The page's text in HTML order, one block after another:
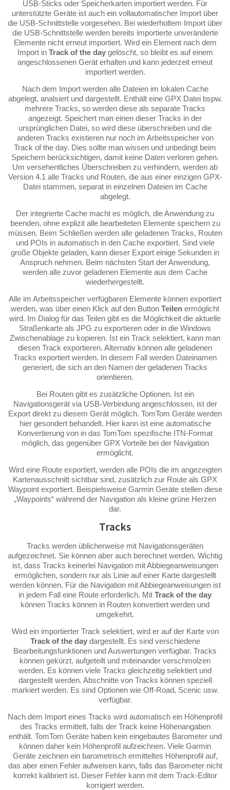
USB-Sticks oder Speicherkarten importiert werden. Für
unterstützte Geräte ist auch ein vollautomatischer Import über
die USB-Schnittstelle vorgesehen. Bei wiederholtem Import über
die USB-Schnittstelle werden bereits importierte unveränderte
Elemente nicht erneut importiert. Wird ein Element nach dem
Import in Track of the daygelöscht, so bleibt es auf einem
angeschlossenen Gerät erhalten und kann jederzeit erneut
importiert werden.
Nach dem Import werden alle Dateien im lokalen Cache
abgelegt, analsiert und dargestellt. Enthält eine GPX Datei bspw.
mehrere Tracks, so werden diese als separate Tracks
angezeigt. Speichert man einen dieser Tracks in der
ursprünglichen Datei, so wird diese überschrieben und die
anderen Tracks existieren nur noch im Arbeitsspeicher von
Track of the day. Dies sollte man wissen und unbedingt beim
Speichern berücksichtigen, damit keine Daten verloren gehen.
Um versehentliches Überschreiben zu verhindern, werden ab
Version 4.1 alle Tracks und Routen, die aus einer einzigen GPX-
Datei stammen, separat in einzelnen Dateien im Cache
abgelegt.
Der integrierte Cache macht es möglich, die Anwendung zu
beenden, ohne explizit alle bearbeiteten Elemente speichern zu
müssen. Beim Schließen werden alle geladenen Tracks, Routen
und POIs in automatisch in den Cache exportiert. Sind viele
große Objekte geladen, kann dieser Export einige Sekunden in
Anspruch nehmen. Beim nächsten Start der Anwendung,
werden alle zuvor geladenen Elemente aus dem Cache
wiederhergestellt.
Alle im Arbeitsspeicher verfügbaren Elemente können exportiert
werden, was über einen Klick auf den Button Teilen ermöglicht
wird. Im Dialog für das Teilen gibt es die Möglichkeit die aktuelle
Straßenkarte als JPG zu exportieren oder in die Windows
Zwischenablage zu kopieren. Ist ein Track selektiert, kann man
diesen Track exportieren. Alternativ können alle geladenen
Tracks exportiert werden. In diesem Fall werden Dateinamen
generiert, die sich an den Namen der geladenen Tracks
orientieren.
Bei Routen gibt es zusätzliche Optionen. Ist ein
Navigationsgerät via USB-Verbindung angeschlossen, ist der
Export direkt zu diesem Gerät möglich. TomTom Geräte werden
hier gesondert behandelt. Hier kann ist eine automatische
Konvertierung von in das TomTom spezifische ITN-Format
möglich, das gegenüber GPX Vorteile bei der Navigation
ermöglicht.
Wird eine Route exportiert, werden alle POIs die im angezeigten
Kartenausschnitt sichtbar sind, zusätzlich zur Route als GPX
Waypoint exportiert. Beispielsweise Garmin Geräte stellen diese
„Waypoints“ während der Navigation als kleine grüne Herzen
dar.
Tracks
Tracks werden üblicherweise mit Navigationsgeräten
aufgezeichnet. Sie können aber auch berechnet werden. Wichtig
ist, dass Tracks keinerlei Navigation mit Abbiegeanweisungen
ermöglichen, sondern nur als Linie auf einer Karte dargestellt
werden können. Für die Navigation mit Abbiegeanweisungen ist
in jedem Fall eine Route erforderlich. Mit Track of the day
können Tracks können in Routen konvertiert werden und
umgekehrt.
Wird ein importierter Track selektiert, wird er auf der Karte von
Track of the daydargestellt. Es sind verschiedene
Bearbeitungsfunktionen und Auswertungen verfügbar. Tracks
können gekürzt, aufgeteilt und miteinander verschmolzen
werden. Es können viele Tracks gleichzeitig selektiert und
dargestellt werden. Abschnitte von Tracks können speziell
markiert werden. Es sind Optionen wie Off-Road, Scenic usw.
verfügbar.
Nach dem Import eines Tracks wird automatisch ein Höhenprofil
des Tracks ermittelt, falls der Track keine Höhenangaben
enthält. TomTom Geräte haben kein eingebautes Barometer und
können daher kein Höhenprofil aufzeichnen. Viele Garmin
Geräte zeichnen ein barometrisch ermitteltes Höhenprofil auf,
das aber einen Fehler aufweisen kann, falls das Barometer nicht
korrekt kalibriert ist. Dieser Fehler kann mit dem Track-Editor
korrigiert werden.